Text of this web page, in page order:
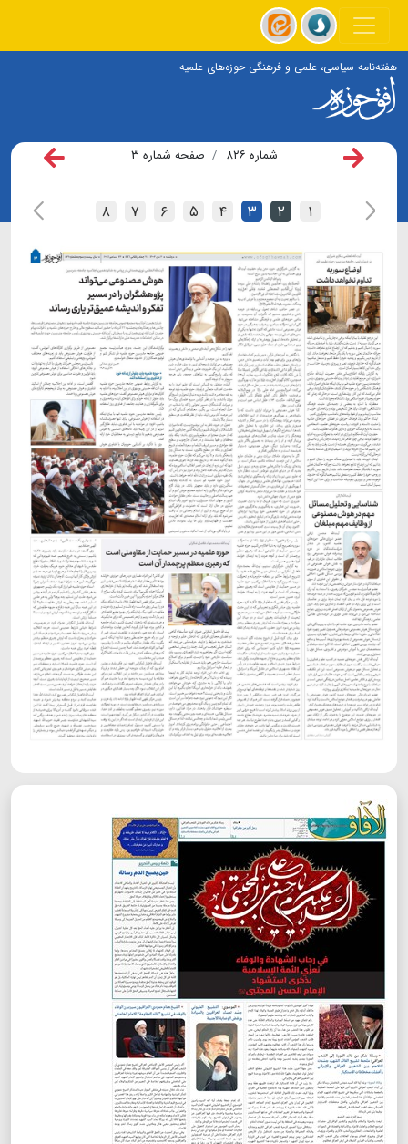
هفته‌نامه سیاسی، علمی و فرهنگی حوزه‌های علمیه
شماره ۸۲۶ صفحه شماره ۳
۱ ۲ ۳ ۴ ۵ ۶ ۷ ۸